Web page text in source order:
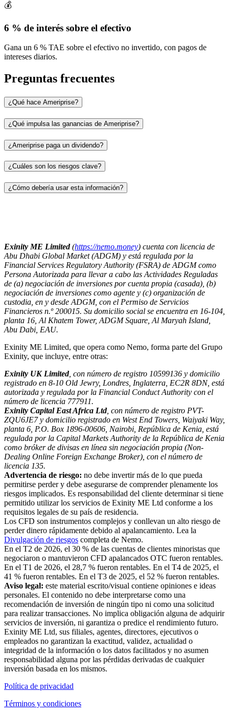
💰
6 % de interés sobre el efectivo
Gana un 6 % TAE sobre el efectivo no invertido, con pagos de
intereses diarios.
Preguntas frecuentes
¿Qué hace Ameriprise?
¿Qué impulsa las ganancias de Ameriprise?
¿Ameriprise paga un dividendo?
¿Cuáles son los riesgos clave?
¿Cómo debería usar esta información?
Exinity ME Limited(https://nemo.money) cuenta con licencia de
Abu Dhabi Global Market (ADGM) y está regulada por la
Financial Services Regulatory Authority (FSRA) de ADGM como
Persona Autorizada para llevar a cabo las Actividades Reguladas
de (a) negociación de inversiones por cuenta propia (casada), (b)
negociación de inversiones como agente y (c) organización de
custodia, en y desde ADGM, con el Permiso de Servicios
Financieros n.º 200015. Su domicilio social se encuentra en 16-104,
planta 16, Al Khatem Tower, ADGM Square, Al Maryah Island,
Abu Dabi, EAU.
Exinity ME Limited, que opera como Nemo, forma parte del Grupo
Exinity, que incluye, entre otras:
Exinity UK Limited, con número de registro 10599136 y domicilio
registrado en 8-10 Old Jewry, Londres, Inglaterra, EC2R 8DN, está
autorizada y regulada por la Financial Conduct Authority con el
número de licencia 777911.
Exinity Capital East Africa Ltd, con número de registro PVT-
ZQU6JE7 y domicilio registrado en West End Towers, Waiyaki Way,
planta 6, P.O. Box 1896-00606, Nairobi, República de Kenia, está
regulada por la Capital Markets Authority de la República de Kenia
como bróker de divisas en línea sin negociación propia (Non-
Dealing Online Foreign Exchange Broker), con el número de
licencia 135.
Advertencia de riesgo: no debe invertir más de lo que pueda
permitirse perder y debe asegurarse de comprender plenamente los
riesgos implicados. Es responsabilidad del cliente determinar si tiene
permitido utilizar los servicios de Exinity ME Ltd conforme a los
requisitos legales de su país de residencia.
Los CFD son instrumentos complejos y conllevan un alto riesgo de
perder dinero rápidamente debido al apalancamiento. Lea la
Divulgación de riesgos completa de Nemo.
En el T2 de 2026, el 30 % de las cuentas de clientes minoristas que
negociaron o mantuvieron CFD apalancados OTC fueron rentables.
En el T1 de 2026, el 28,7 % fueron rentables. En el T4 de 2025, el
41 % fueron rentables. En el T3 de 2025, el 52 % fueron rentables.
Aviso legal: este material escrito/visual contiene opiniones e ideas
personales. El contenido no debe interpretarse como una
recomendación de inversión de ningún tipo ni como una solicitud
para realizar transacciones. No implica obligación alguna de adquirir
servicios de inversión, ni garantiza o predice el rendimiento futuro.
Exinity ME Ltd, sus filiales, agentes, directores, ejecutivos o
empleados no garantizan la exactitud, validez, actualidad o
integridad de la información o los datos facilitados y no asumen
responsabilidad alguna por las pérdidas derivadas de cualquier
inversión basada en los mismos.
Política de privacidad
Términos y condiciones